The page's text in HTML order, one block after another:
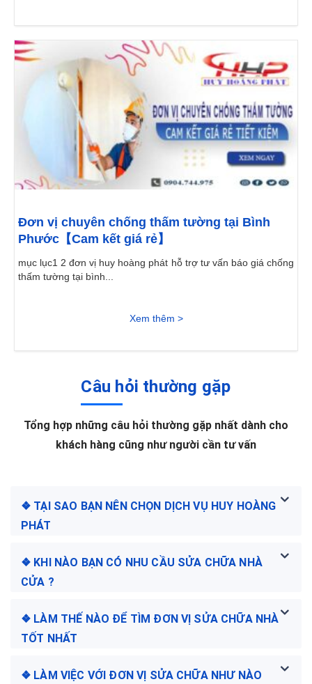
Đơn vị chuyên chống thấm tường tại Bình
Phước【Cam kết giá rẻ】
mục lục1 2 đơn vị huy hoàng phát hỗ trợ tư vấn báo giá chống
thấm tường tại bình...
Xem thêm >
Câu hỏi thường gặp
Tổng hợp những câu hỏi thường gặp nhất dành cho
khách hàng cũng như người cần tư vấn
❖ TẠI SAO BẠN NÊN CHỌN DỊCH VỤ HUY HOÀNG
PHÁT
❖ KHI NÀO BẠN CÓ NHU CẦU SỬA CHỮA NHÀ
CỬA ?
❖ LÀM THẾ NÀO ĐỂ TÌM ĐƠN VỊ SỬA CHỮA NHÀ
TỐT NHẤT
❖ LÀM VIỆC VỚI ĐƠN VỊ SỬA CHỮA NHƯ NÀO